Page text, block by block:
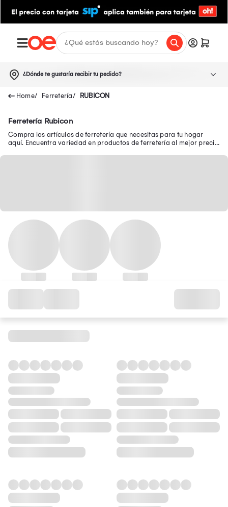
¿Dónde te gustaría recibir tu pedido?
Ferretería RUBICON
Ferretería Rubicon
Compra los artículos de ferretería que necesitas para tu hogar
aquí. Encuentra variedad en productos de ferretería al mejor precio